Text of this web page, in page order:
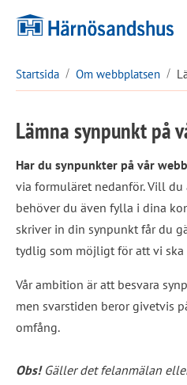
Startsida Om webbplatsen
Lämna synpunkt på
Har du synpunkter på vår
via formuläret nedanför. Vill
behöver du även fylla i dina
skriver in din synpunkt får du
tydlig som möjligt för att vi
Vår ambition är att besvara
men svarstiden beror givetvis
omfång.
Obs! Gäller det felanmälan